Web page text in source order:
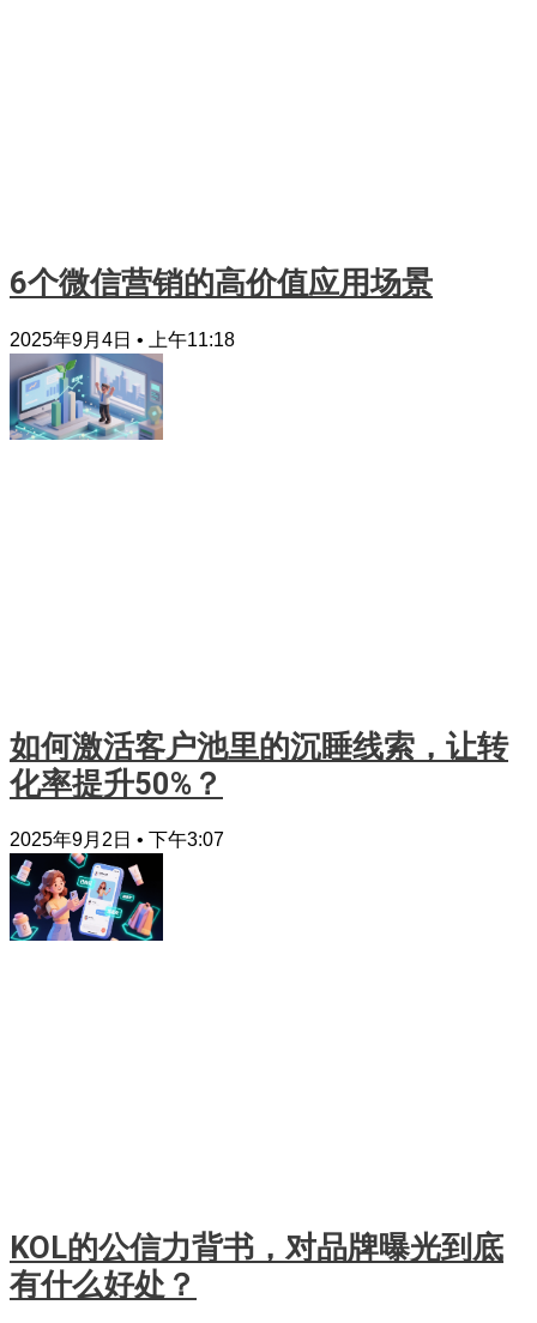
6个微信营销的高价值应用场景
2025年9月4日 上午11:18
如何激活客户池里的沉睡线索，让转
化率提升50%？
2025年9月2日 下午3:07
KOL的公信力背书，对品牌曝光到底
有什么好处？